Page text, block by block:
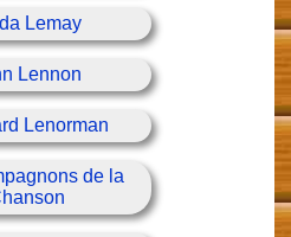
Lemay
Lennon
Lenorman
de la